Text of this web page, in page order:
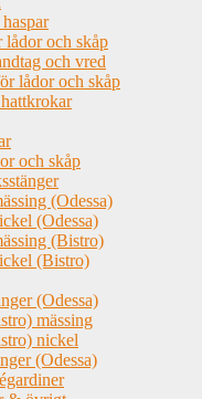
lådor och skåp
och vred
lådor och skåp
och skåp
(Odessa)
(Odessa)
(Bistro)
(Bistro)
(Odessa)
mässing
nickel
(Odessa)